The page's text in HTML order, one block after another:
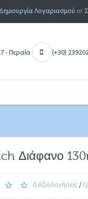
Δημιουργία Λογαριασμού or
- Περαία (+30) 2
Διάφανο
0 Αξιολογήσεις /